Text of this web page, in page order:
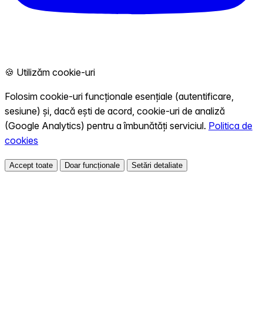
🍪 Utilizăm cookie-uri
Folosim cookie-uri funcționale esențiale (autentificare,
sesiune) și, dacă ești de acord, cookie-uri de analiză
(Google Analytics) pentru a îmbunătăți serviciul. Politica de
cookies
Accept toate Doar funcționale Setări detaliate